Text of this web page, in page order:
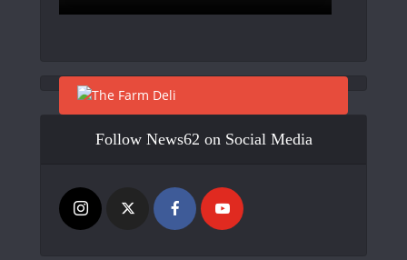
Follow News62 on Social Media